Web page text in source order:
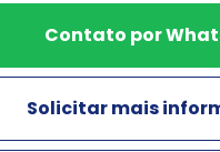
Contato por
Solicitar mais